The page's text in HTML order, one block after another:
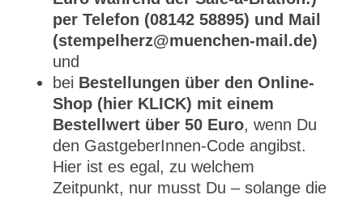
per Telefon (08142 58895) und Mail
(stempelherz@muenchen-mail.de)
und
bei Bestellungen über den Online-
Shop (hier KLICK) mit einem
Bestellwert über 50 Euro, wenn Du
den GastgeberInnen-Code angibst.
Hier ist es egal, zu welchem
Zeitpunkt, nur musst Du – solange die